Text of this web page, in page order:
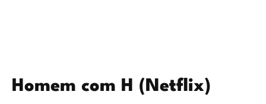
Homem com H (Netflix)